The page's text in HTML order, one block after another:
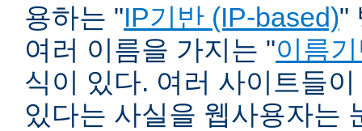
용하는 "IP기반 (IP-based)"
여러 이름을 가지는 "이름
식이 있다. 여러 사이트들
있다는 사실을 웹사용자는